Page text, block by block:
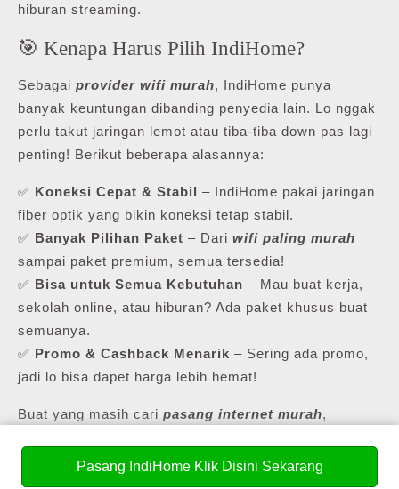
hiburan streaming.
🎯 Kenapa Harus Pilih IndiHome?
Sebagai provider wifi murah, IndiHome punya
banyak keuntungan dibanding penyedia lain. Lo nggak
perlu takut jaringan lemot atau tiba-tiba down pas lagi
penting! Berikut beberapa alasannya:
✅ Koneksi Cepat & Stabil – IndiHome pakai jaringan
fiber optik yang bikin koneksi tetap stabil.
✅ Banyak Pilihan Paket – Dari wifi paling murah
sampai paket premium, semua tersedia!
✅ Bisa untuk Semua Kebutuhan – Mau buat kerja,
sekolah online, atau hiburan? Ada paket khusus buat
semuanya.
✅ Promo & Cashback Menarik – Sering ada promo,
jadi lo bisa dapet harga lebih hemat!
Buat yang masih cari pasang internet murah,
kebutuhan lo.Pasang IndiHome Klik Disini Sekarang